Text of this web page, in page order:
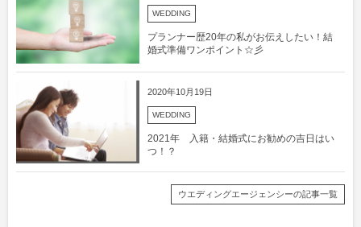
WEDDING
プランナー歴20年の私がお伝えしたい！結
婚式準備ワンポイント☆彡
2020年10月19日
WEDDING
2021年 入籍・結婚式にお勧めの吉日はい
つ！？
ウエディングエージェンシーの記事一覧